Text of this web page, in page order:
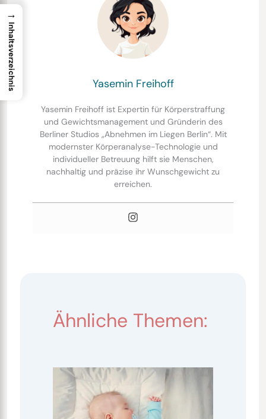
Yasemin Freihoff
Yasemin Freihoff ist Expertin für Körperstraffung
und Gewichtsmanagement und Gründerin des
Berliner Studios „Abnehmen im Liegen Berlin“. Mit
modernster Körperanalyse-Technologie und
individueller Betreuung hilft sie Menschen,
nachhaltig und präzise ihr Wunschgewicht zu
erreichen.
Ähnliche Themen:
→
Inhaltsverzeichnis